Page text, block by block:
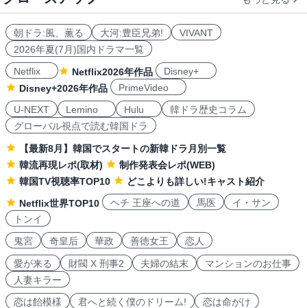
朝ドラ:風、薫る 大河:豊臣兄弟!
VIVANT
2026年夏(7月)国内ドラマ一覧
Netflix
Netflix2026年作品
Disney+
Disney+2026年作品
PrimeVideo
U-NEXT
Lemino Hulu
韓ドラ歴史コラム
グローバル視点で読む韓国ドラ
【最新8月】韓国でスタートの新韓ドラ月別一覧
韓流再現レポ(取材)
制作発表会レポ(WEB)
韓国TV視聴率TOP10
どこよりも詳しい!キャスト紹介
Netflix世界TOP10
ヘチ 王座への道 馬医
イ・サン
トンイ
鬼宮
奇皇后 華政 善徳女王 恋人
愛が来る 財閥 X 刑事2 夫婦の結末
マンションのお仕事
人妻キラー
恋は飴模様
君へと続く僕のドリーム! 恋は命がけ